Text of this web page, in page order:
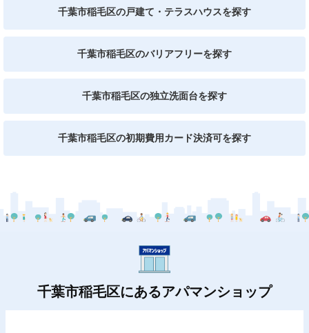
千葉市稲毛区の戸建て・テラスハウスを探す
千葉市稲毛区のバリアフリーを探す
千葉市稲毛区の独立洗面台を探す
千葉市稲毛区の初期費用カード決済可を探す
千葉市稲毛区にあるアパマンショップ